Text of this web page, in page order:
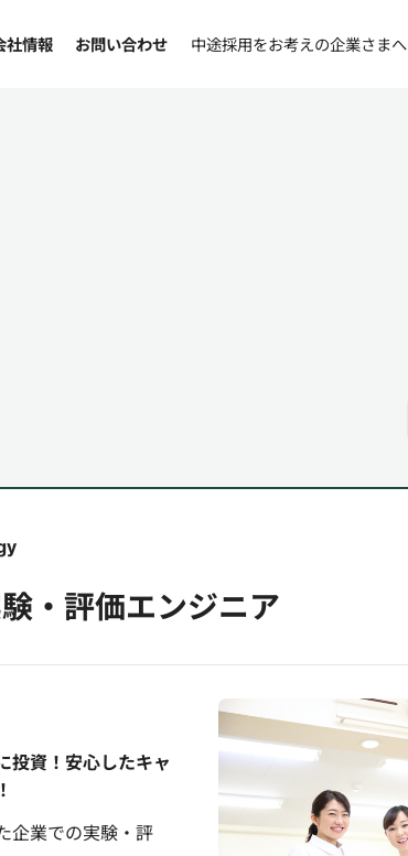
社情報 お問い合わせ 中途採用をお考えの企業さまへ
験・評価エンジニア
投資！安心したキャ
企業での実験・評